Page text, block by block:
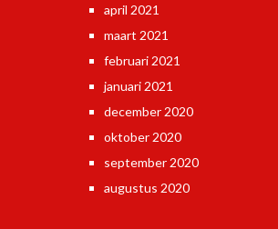
april 2021
maart 2021
februari 2021
januari 2021
december 2020
oktober 2020
september 2020
augustus 2020